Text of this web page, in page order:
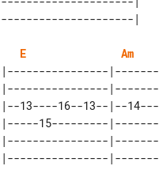
E
Am
|----------------|-------
|----------------|-------
|--13----16--13--|--14---
15---------|-------
|----------------|-------